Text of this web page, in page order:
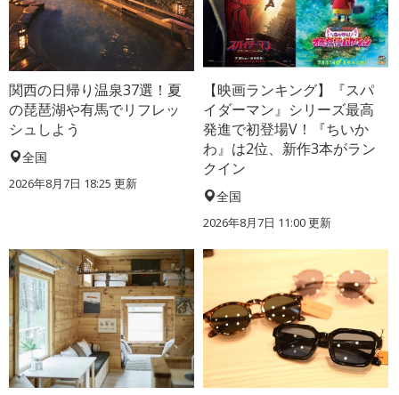
関西の日帰り温泉37選！夏
の琵琶湖や有馬でリフレッ
シュしよう
全国
2026年8月7日 18:25 更新
【映画ランキング】『スパ
イダーマン』シリーズ最高
発進で初登場V！『ちいか
わ』は2位、新作3本がラン
クイン
全国
2026年8月7日 11:00更新